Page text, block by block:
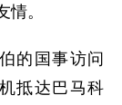
。
的国事访问
抵达巴马科